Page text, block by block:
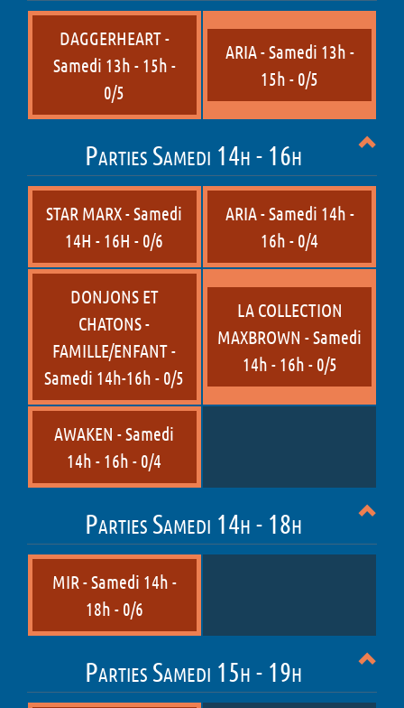
DAGGERHEART -
Samedi 13h - 15h -
0/5
ARIA - Samedi 13h -
15h - 0/5
Parties Samedi 14h - 16h
STAR MARX - Samedi
14H - 16H - 0/6
ARIA - Samedi 14h -
16h - 0/4
DONJONS ET
CHATONS -
FAMILLE/ENFANT -
Samedi 14h-16h - 0/5
LA COLLECTION
MAXBROWN - Samedi
14h - 16h - 0/5
AWAKEN - Samedi
14h - 16h - 0/4
Parties Samedi 14h - 18h
MIR - Samedi 14h -
18h - 0/6
Parties Samedi 15h - 19h